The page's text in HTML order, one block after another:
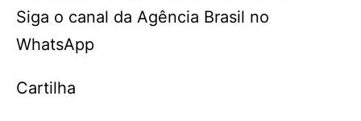
Siga o canal da Agência Brasil no
WhatsApp
Cartilha